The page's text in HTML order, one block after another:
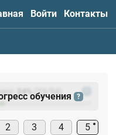
Войти Контакты
(23
обучения ?
2 3 4
5